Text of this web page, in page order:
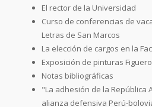
El rector de la Universidad
Curso de conferencias de
Letras de San Marcos
La elección de cargos en la
Exposición de pinturas
Notas bibliográficas
"La adhesión de la República
alianza defensiva Perú-